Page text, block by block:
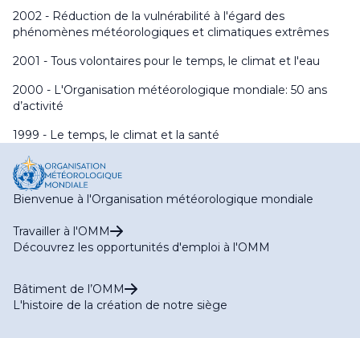
2002 - Réduction de la vulnérabilité à l'égard des
phénomènes météorologiques et climatiques extrêmes
2001 - Tous volontaires pour le temps, le climat et l'eau
2000 - L'Organisation météorologique mondiale: 50 ans
d’activité
1999 - Le temps, le climat et la santé
Bienvenue à l'Organisation météorologique mondiale
Travailler à l'OMM
Découvrez les opportunités d'emploi à l'OMM
Bâtiment de l’OMM
L'histoire de la création de notre siège